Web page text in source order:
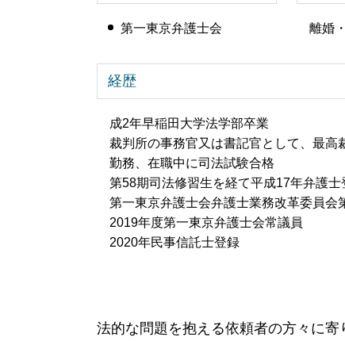
第一東京弁護士会 離婚
経歴
成2年早稲田大学法学部卒業
裁判所の事務官又は書記官として、最高
勤務、在職中に司法試験合格
第58期司法修習生を経て平成17年弁護士
第一東京弁護士会弁護士業務改革委員会
2019年度第一東京弁護士会常議員
2020年民事信託士登録
法的な問題を抱える依頼者の方々に